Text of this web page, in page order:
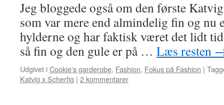
Jeg bloggede også om den første
som var mere end almindelig fin og nu
hylderne og har faktisk været det lidt
så fin og den gule er på … Læs resten
Udgivet iCookie's garderobe, Fashion, Fokus på Fashion |
Katvig x Scherfig | 2 kommentarer